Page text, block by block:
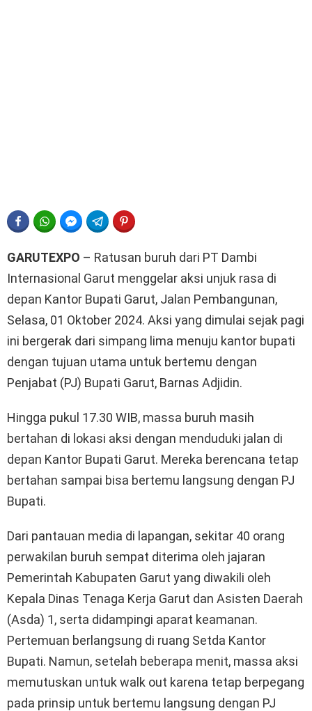
FACEBOOKWHATSAPPFACEBOOK MESSENGER
TELEGRAM
GARUTEXPO – Ratusan buruh dari PT Dambi
Internasional Garut menggelar aksi unjuk rasa di
depan Kantor Bupati Garut, Jalan Pembangunan,
Selasa, 01 Oktober 2024. Aksi yang dimulai sejak pagi
ini bergerak dari simpang lima menuju kantor bupati
dengan tujuan utama untuk bertemu dengan
Penjabat (PJ) Bupati Garut, Barnas Adjidin.
Hingga pukul 17.30 WIB, massa buruh masih
bertahan di lokasi aksi dengan menduduki jalan di
depan Kantor Bupati Garut. Mereka berencana tetap
bertahan sampai bisa bertemu langsung dengan PJ
Bupati.
Dari pantauan media di lapangan, sekitar 40 orang
perwakilan buruh sempat diterima oleh jajaran
Pemerintah Kabupaten Garut yang diwakili oleh
Kepala Dinas Tenaga Kerja Garut dan Asisten Daerah
(Asda) 1, serta didampingi aparat keamanan.
Pertemuan berlangsung di ruang Setda Kantor
Bupati. Namun, setelah beberapa menit, massa aksi
memutuskan untuk walk out karena tetap berpegang
pada prinsip untuk bertemu langsung dengan PJ